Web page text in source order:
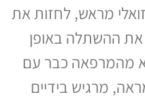
מראש, לחזות את
ההשתלה באופן
מהמרפאה כבר עם
מרגיש בידיים